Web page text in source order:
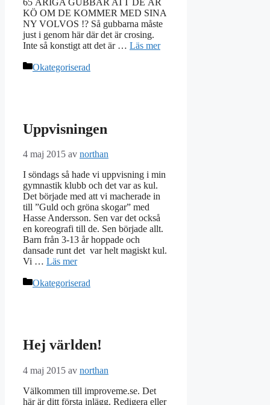
KÖ OM DE KOMMER MED SINA
NY VOLVOS !? Så gubbarna måste
just i genom här där det är crosing.
Inte så konstigt att det är … Läs mer
Kategorier
Okategoriserad
Uppvisningen
4 maj 2015 av northan
I söndags så hade vi uppvisning i min
gymnastik klubb och det var as kul.
Det började med att vi macherade in
till ”Guld och gröna skogar” med
Hasse Andersson. Sen var det också
en koreografi till de. Sen började allt.
Barn från 3-13 år hoppade och
dansade runt det var helt magiskt kul.
Vi … Läs mer
Kategorier
Okategoriserad
Hej världen!
4 maj 2015 av northan
Välkommen till improveme.se. Det
här är ditt första inlägg. Redigera eller